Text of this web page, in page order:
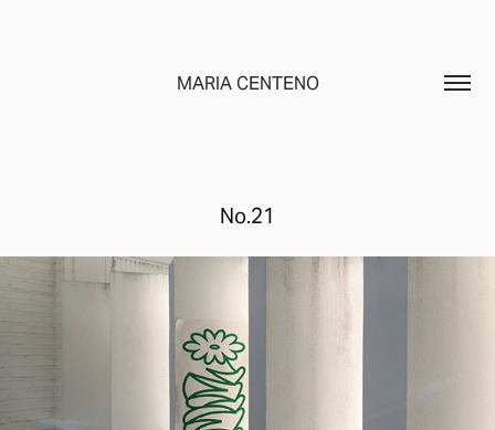
MARIA CENTENO
No.21